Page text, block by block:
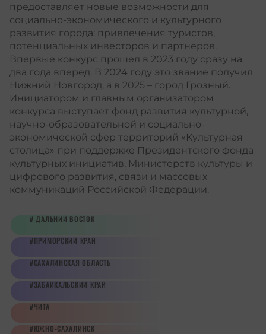
предоставляет новые возможности для
социально-экономического и культурного
развития города: привлечения туристов,
потенциальных инвесторов и партнеров.
Впервые конкурс прошел в 2023 году сразу на
два года вперед. В 2024 году это звание получил
Нижний Новгород, а в 2025 – город Грозный.
Инициатором и главным организатором
конкурса выступает фонд развития культурной,
научно-образовательной и социально-
экономической сфер территорий «Культурная
столица» при поддержке Президентского фонда
культурных инициатив, Министерств культуры и
цифрового развития, связи и массовых
коммуникаций Российской Федерации.
ДАЛЬНИЙ ВОСТОК
ПРИМОРСКИЙ КРАЙ
САХАЛИНСКАЯ ОБЛАСТЬ
ЗАБАЙКАЛЬСКИЙ КРАЙ
ЧИТА
ЮЖНО-САХАЛИНСК